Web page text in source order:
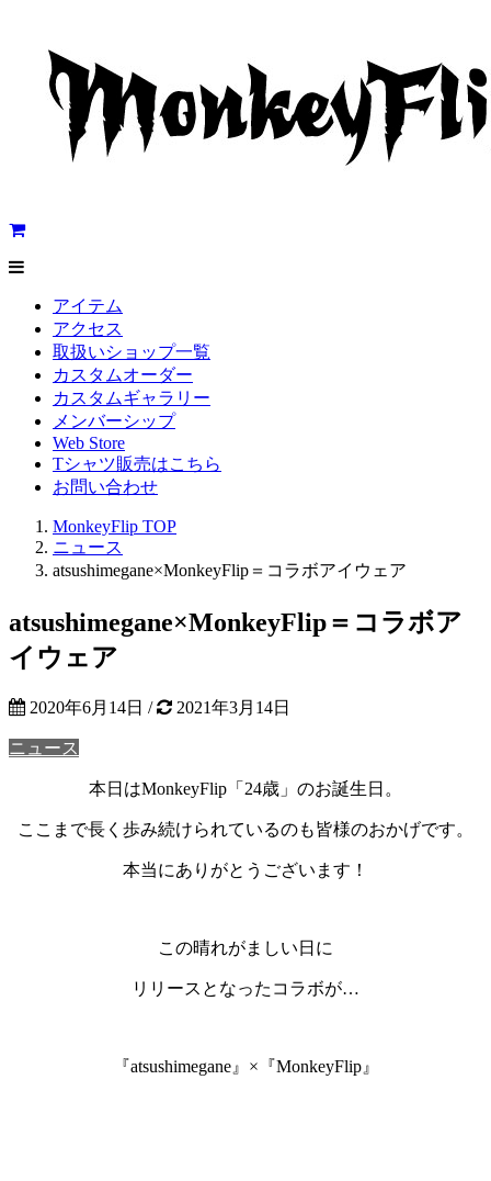
アイテム
アクセス
取扱いショップ一覧
カスタムオーダー
カスタムギャラリー
メンバーシップ
Web Store
Tシャツ販売はこちら
お問い合わせ
MonkeyFlip TOP
ニュース
atsushimegane×MonkeyFlip＝コラボアイウェア
atsushimegane×MonkeyFlip＝コラボア
イウェア
2020年6月14日 / 2021年3月14日
ニュース
本日はMonkeyFlip 「24歳」 のお誕生日。
ここまで長く歩み続けられているのも皆様のおかげです。
本当にありがとうございます！
この晴れがましい日に
リリースとなったコラボが…
『atsushimegane』×『MonkeyFlip』